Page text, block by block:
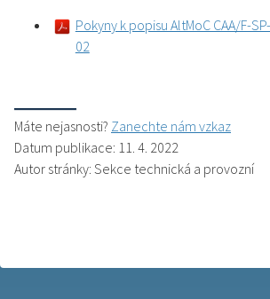
Pokyny k popisu AltMoC CAA/F-
02
Máte nejasnosti? Zanechte nám vzkaz
Datum publikace: 11. 4. 2022
Autor stránky: Sekce technická a provozní